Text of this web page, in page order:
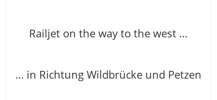
Railjet on the way to the west …
… in Richtung Wildbrücke und Petzen